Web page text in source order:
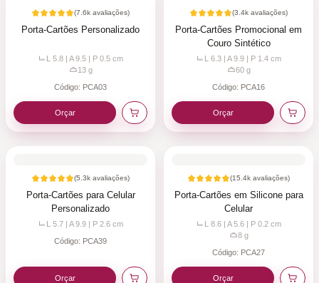
(7.6k avaliações)
Porta-Cartões Personalizado
L 5.8 | A 9.5 | P 0.5 cm
13g
Código: PCA03
Orçar
(3.4k avaliações)
Porta-Cartões Promocional em
Couro Sintético
L 6.3 | A 9.9 | P 1.4 cm
60g
Código: PCA16
Orçar
(5.3k avaliações)
Porta-Cartões para Celular
Personalizado
L 5.7 | A 9.9 | P 2.6 cm
Código: PCA39
Orçar
(15.4k avaliações)
Porta-Cartões em Silicone para
Celular
L 8.6 | A 5.6 | P 0.2 cm
8g
Código: PCA27
Orçar